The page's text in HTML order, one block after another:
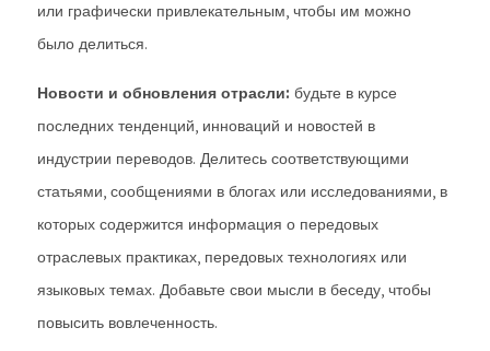
или графически привлекательным, чтобы им можно
было делиться.
Новости и обновления отрасли: будьте в курсе
последних тенденций, инноваций и новостей в
индустрии переводов. Делитесь соответствующими
статьями, сообщениями в блогах или исследованиями, в
которых содержится информация о передовых
отраслевых практиках, передовых технологиях или
языковых темах. Добавьте свои мысли в беседу, чтобы
повысить вовлеченность.